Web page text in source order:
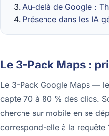
Au-delà de Google :
Présence dans les IA
Le 3-Pack Maps :
Le 3-Pack Google Maps —
capte 70 à 80 % des clics.
cherche sur mobile en se
correspond-elle à la